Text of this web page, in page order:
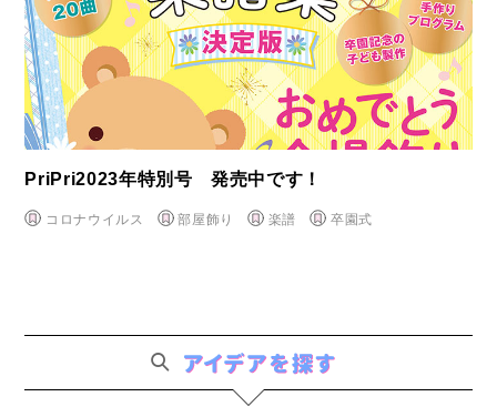
PriPri2023年特別号 発売中です！
コロナウイルス 部屋飾り 楽譜 卒園式